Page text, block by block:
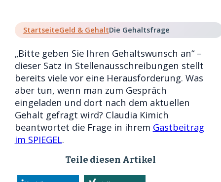
StartseiteGeld & GehaltDie Gehaltsfrage
„Bitte geben Sie Ihren Gehaltswunsch an“ –
dieser Satz in Stellenausschreibungen stellt
bereits viele vor eine Herausforderung. Was
aber tun, wenn man zum Gespräch
eingeladen und dort nach dem aktuellen
Gehalt gefragt wird? Claudia Kimich
beantwortet die Frage in ihrem Gastbeitrag
im SPIEGEL.
Teile diesen Artikel